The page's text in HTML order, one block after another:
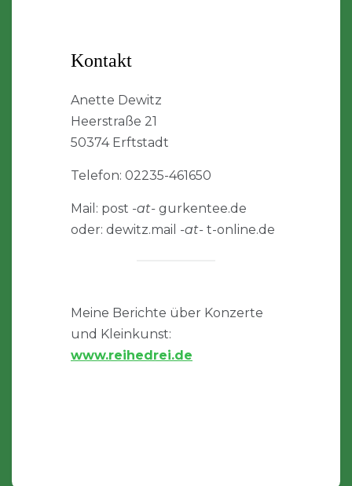
Kontakt
Anette Dewitz
Heerstraße 21
50374 Erftstadt
Telefon: 02235-461650
Mail: post -at- gurkentee.de
oder: dewitz.mail -at- t-online.de
Meine Berichte über Konzerte
und Kleinkunst:
www.reihedrei.de